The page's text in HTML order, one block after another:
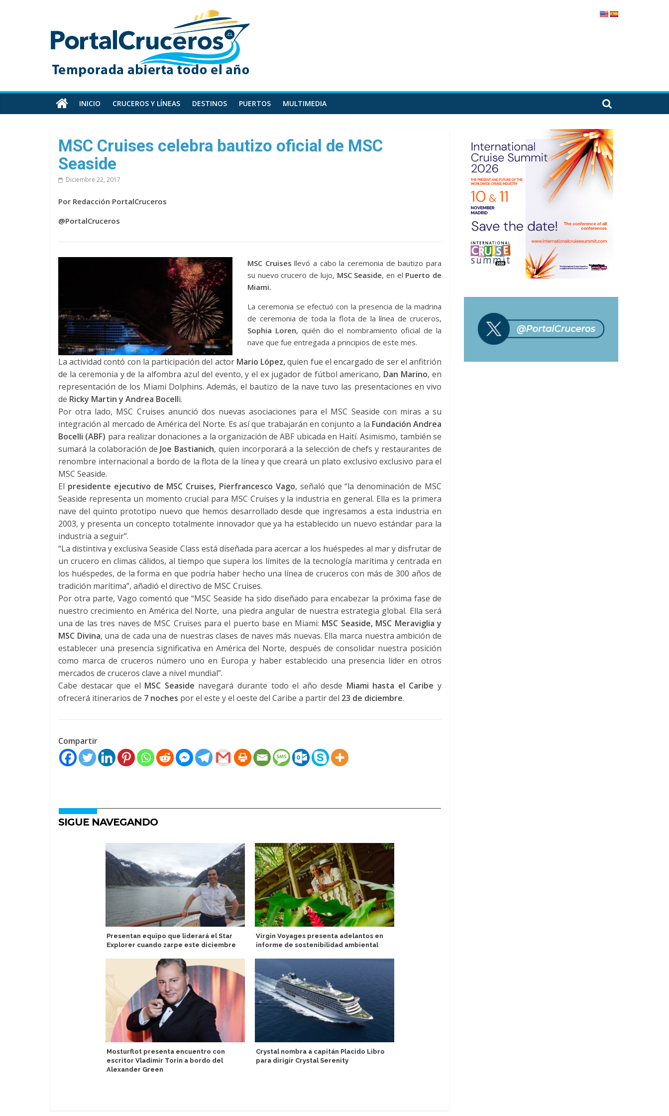
PortalCruceros
Toda
información
cruceros
en
un
sitio
INICIO CRUCEROS Y LÍNEAS DESTINOS PUERTOS MULTIMEDIA
MSC Cruises celebra bautizo oficial de MSC
Seaside
Diciembre 22, 2017
Por Redacción PortalCruceros
@PortalCruceros
MSC Cruises llevó a cabo la ceremonia de bautizo para
su nuevo crucero de lujo, MSC Seaside, en el Puerto de
Miami.
La ceremonia se efectuó con la presencia de la madrina
de ceremonia de toda la flota de la línea de cruceros,
Sophia Loren, quién dio el nombramiento oficial de la
nave que fue entregada a principios de este mes.
La actividad contó con la participación del actor Mario López,quien fue el encargado de ser el anfitrión
de la ceremonia y de la alfombra azul del evento, y el ex jugador de fútbol americano, Dan Marino, en
representación de los Miami Dolphins. Además, el bautizo de la nave tuvo las presentaciones en vivo
de Ricky Martin y Andrea Bocelli.
Por otra lado, MSC Cruises anunció dos nuevas asociaciones para el MSC Seaside con miras a su
integración al mercado de América del Norte. Es así que trabajarán en conjunto a la Fundación Andrea
Bocelli (ABF) para realizar donaciones a la organización de ABF ubicada en Haití. Asimismo, también se
sumará la colaboración de Joe Bastianich, quien incorporará a la selección de chefs y restaurantes de
renombre internacional a bordo de la flota de la línea y que creará un plato exclusivo exclusivo para el
MSC Seaside.
El presidente ejecutivo de MSC Cruises, Pierfrancesco Vago, señaló que “la denominación de MSC
Seaside representa un momento crucial para MSC Cruises y la industria en general. Ella es la primera
nave del quinto prototipo nuevo que hemos desarrollado desde que ingresamos a esta industria en
2003, y presenta un concepto totalmente innovador que ya ha establecido un nuevo estándar para la
industria a seguir”.
“La distintiva y exclusiva Seaside Class está diseñada para acercar a los huéspedes al mar y disfrutar de
un crucero en climas cálidos, al tiempo que supera los límites de la tecnología marítima y centrada en
los huéspedes, de la forma en que podría haber hecho una línea de cruceros con más de 300 años de
tradición marítima”, añadió el directivo de MSC Cruises.
Por otra parte, Vago comentó que “MSC Seaside ha sido diseñado para encabezar la próxima fase de
nuestro crecimiento en América del Norte, una piedra angular de nuestra estrategia global. Ella será
una de las tres naves de MSC Cruises para el puerto base en Miami: MSC Seaside, MSC Meraviglia y
MSC Divina, una de cada una de nuestras clases de naves más nuevas. Ella marca nuestra ambición de
establecer una presencia significativa en América del Norte, después de consolidar nuestra posición
como marca de cruceros número uno en Europa y haber establecido una presencia líder en otros
mercados de cruceros clave a nivel mundial”.
Cabe destacar que el MSC Seaside navegará durante todo el año desde Miami hasta el Caribe y
ofrecerá itinerarios de 7 noches por el este y el oeste del Caribe a partir del 23 de diciembre.
Compartir
SIGUE NAVEGANDO
Presentan equipo que liderará el Star
Explorer cuando zarpe este diciembre
Mosturflot presenta encuentro con
escritor Vladimir Torin a bordo del
Alexander Green
Virgin Voyages presenta adelantos en
informe de sostenibilidad ambiental
Crystal nombra a capitán Placido Libro
para dirigir Crystal Serenity